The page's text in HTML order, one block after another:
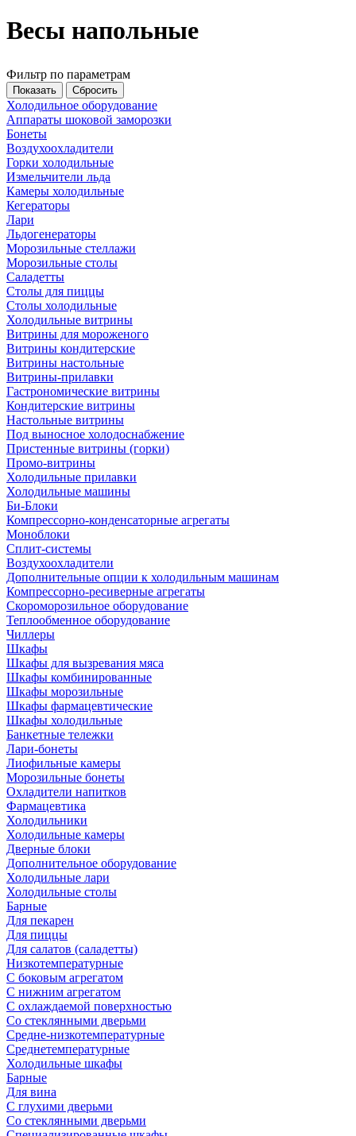
Весы напольные
Фильтр по параметрам
Холодильное оборудование
Аппараты шоковой заморозки
Бонеты
Воздухоохладители
Горки холодильные
Измельчители льда
Камеры холодильные
Кегераторы
Лари
Льдогенераторы
Морозильные стеллажи
Морозильные столы
Саладетты
Столы для пиццы
Столы холодильные
Холодильные витрины
Витрины для мороженого
Витрины кондитерские
Витрины настольные
Витрины-прилавки
Гастрономические витрины
Кондитерские витрины
Настольные витрины
Под выносное холодоснабжение
Пристенные витрины (горки)
Промо-витрины
Холодильные прилавки
Холодильные машины
Би-Блоки
Компрессорно-конденсаторные агрегаты
Моноблоки
Сплит-системы
Воздухоохладители
Дополнительные опции к холодильным машинам
Компрессорно-ресиверные агрегаты
Скороморозильное оборудование
Теплообменное оборудование
Чиллеры
Шкафы
Шкафы для вызревания мяса
Шкафы комбинированные
Шкафы морозильные
Шкафы фармацевтические
Шкафы холодильные
Банкетные тележки
Лари-бонеты
Лиофильные камеры
Морозильные бонеты
Охладители напитков
Фармацевтика
Холодильники
Холодильные камеры
Дверные блоки
Дополнительное оборудование
Холодильные лари
Холодильные столы
Барные
Для пекарен
Для пиццы
Для салатов (саладетты)
Низкотемпературные
С боковым агрегатом
С нижним агрегатом
С охлаждаемой поверхностью
Со стеклянными дверьми
Средне-низкотемпературные
Среднетемпературные
Холодильные шкафы
Барные
Для вина
С глухими дверьми
Со стеклянными дверьми